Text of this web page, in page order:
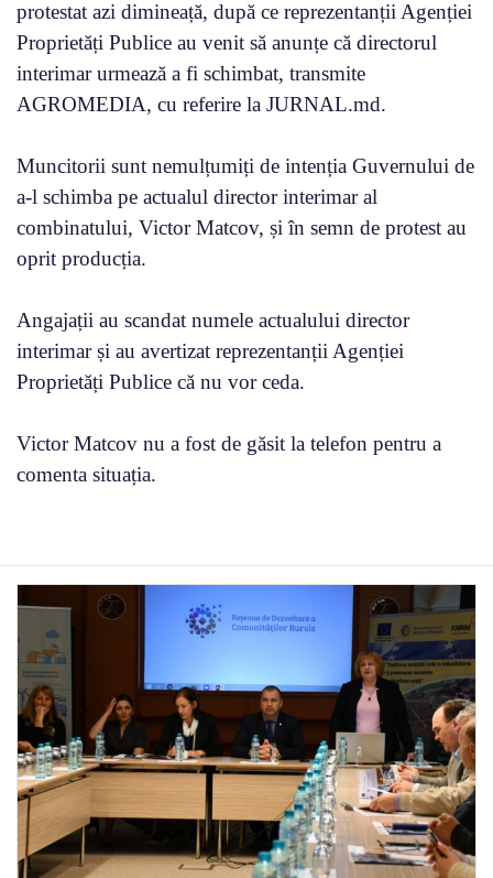
protestat azi dimineață, după ce reprezentanții Agenției
Proprietăți Publice au venit să anunțe că directorul
interimar urmează a fi schimbat, transmite
AGROMEDIA, cu referire la JURNAL.md.
Muncitorii sunt nemulțumiți de intenția Guvernului de
a-l schimba pe actualul director interimar al
combinatului, Victor Matcov, și în semn de protest au
oprit producția.
Angajații au scandat numele actualului director
interimar și au avertizat reprezentanții Agenției
Proprietăți Publice că nu vor ceda.
Victor Matcov nu a fost de găsit la telefon pentru a
comenta situația.